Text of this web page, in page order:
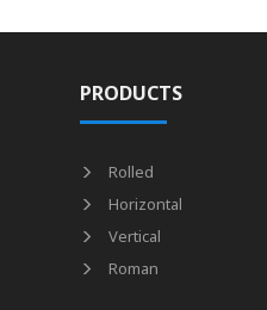
PRODUCTS
Rolled
Horizontal
Vertical
Roman